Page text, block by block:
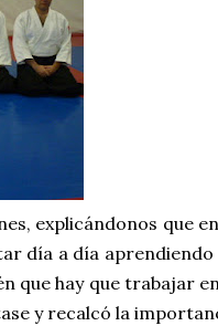
explicándonos que
día a día aprendiendo
que hay que trabajar
y recalcó la